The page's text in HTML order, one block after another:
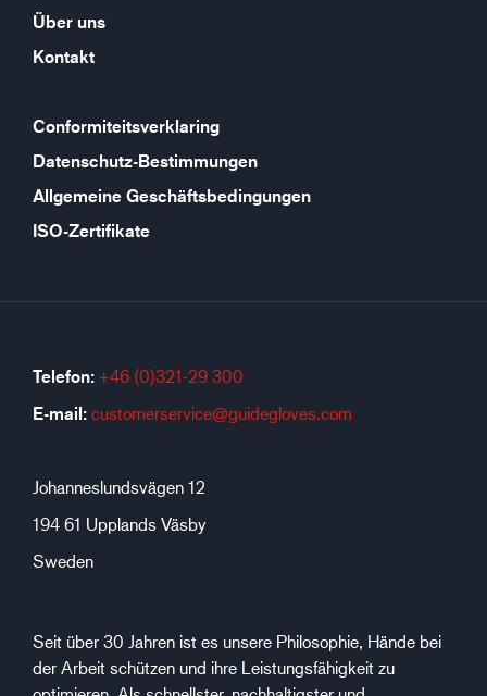
Über uns
Kontakt
Conformiteitsverklaring
Datenschutz-Bestimmungen
Allgemeine Geschäftsbedingungen
ISO-Zertifikate
Telefon: +46 (0)321-29 300
E-mail: customerservice@guidegloves.com
Johanneslundsvägen 12
194 61 Upplands Väsby
Sweden
Seit über 30 Jahren ist es unsere Philosophie, Hände bei
der Arbeit schützen und ihre Leistungsfähigkeit zu